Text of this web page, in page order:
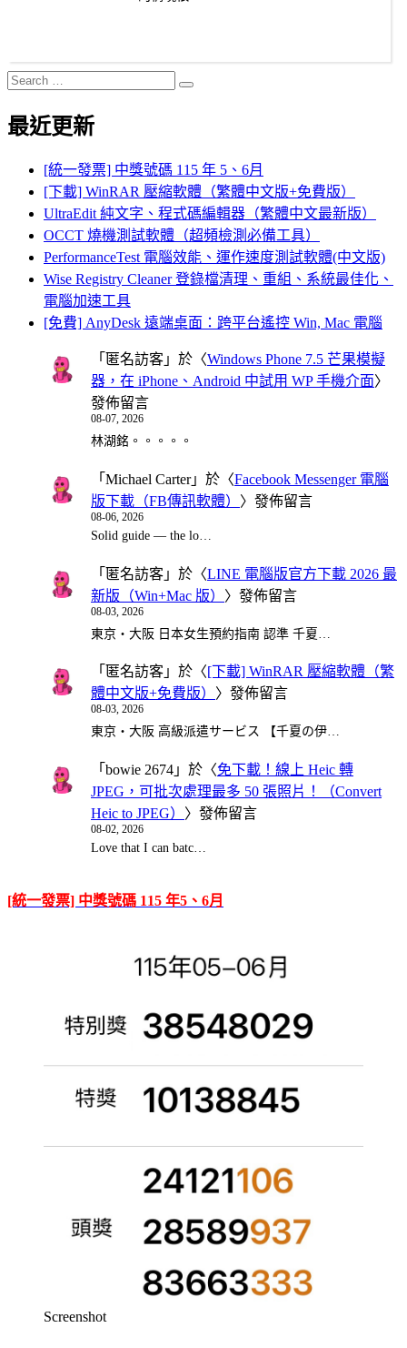
Search
for:
Search
最近更新
[統一發票] 中獎號碼 115 年 5、6月
[下載] WinRAR 壓縮軟體（繁體中文版+免費版）
UltraEdit 純文字、程式碼編輯器（繁體中文最新版）
OCCT 燒機測試軟體（超頻檢測必備工具）
PerformanceTest 電腦效能、運作速度測試軟體(中文版)
Wise Registry Cleaner 登錄檔清理、重組、系統最佳化、
電腦加速工具
[免費] AnyDesk 遠端桌面：跨平台遙控 Win, Mac 電腦
「 匿名訪客 」於〈Windows Phone 7.5 芒果模擬
器，在 iPhone、Android 中試用 WP 手機介面〉
發佈留言
08-07, 2026
林湖銘。。。。。
「 Michael Carter」於〈Facebook Messenger 電腦
版下載（FB傳訊軟體） 〉發佈留言
08-06, 2026
Solid guide — the lo…
「 匿名訪客 」於〈LINE 電腦版官方下載 2026 最
新版（Win+Mac 版） 〉發佈留言
08-03, 2026
東京・大阪 日本女生預約指南 認準 千夏…
「 匿名訪客 」於〈[下載] WinRAR 壓縮軟體（繁
體中文版+免費版） 〉發佈留言
08-03, 2026
東京・大阪 高級派遣サービス 【千夏の伊…
「 bowie 2674 」於〈免下載！線上 Heic 轉
JPEG，可批次處理最多 50 張照片！（Convert
Heic to JPEG） 〉發佈留言
08-02, 2026
Love that I can batc…
[統一發票] 中獎號碼 115 年5、6月
Screenshot